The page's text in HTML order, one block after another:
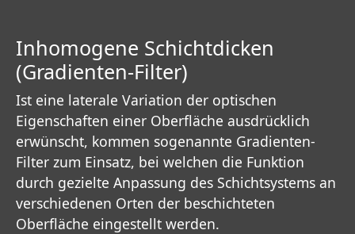
Inhomogene Schichtdicken
(Gradienten-Filter)
Ist eine laterale Variation der optischen
Eigenschaften einer Oberfläche ausdrücklich
erwünscht, kommen sogenannte Gradienten-
Filter zum Einsatz, bei welchen die Funktion
durch gezielte Anpassung des Schichtsystems an
verschiedenen Orten der beschichteten
Oberfläche eingestellt werden.